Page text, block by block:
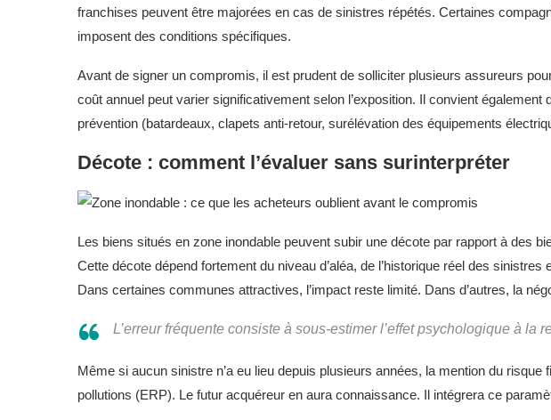
franchises peuvent être majorées en cas de sinistres répétés. Certaines
imposent des conditions spécifiques.
Avant de signer un compromis, il est prudent de solliciter plusieurs assureurs
coût annuel peut varier significativement selon l’exposition. Il convient également
prévention (batardeaux, clapets anti-retour, surélévation des équipements
Décote : comment l’évaluer sans surinterpréter
Les biens situés en zone inondable peuvent subir une décote par rapport à des
Cette décote dépend fortement du niveau d’aléa, de l’historique réel des sinistres
Dans certaines communes attractives, l’impact reste limité. Dans d’autres, la
L’erreur fréquente consiste à sous-estimer l’effet psychologique à la
Même si aucun sinistre n’a eu lieu depuis plusieurs années, la mention du risque
pollutions (ERP). Le futur acquéreur en aura connaissance. Il intégrera ce